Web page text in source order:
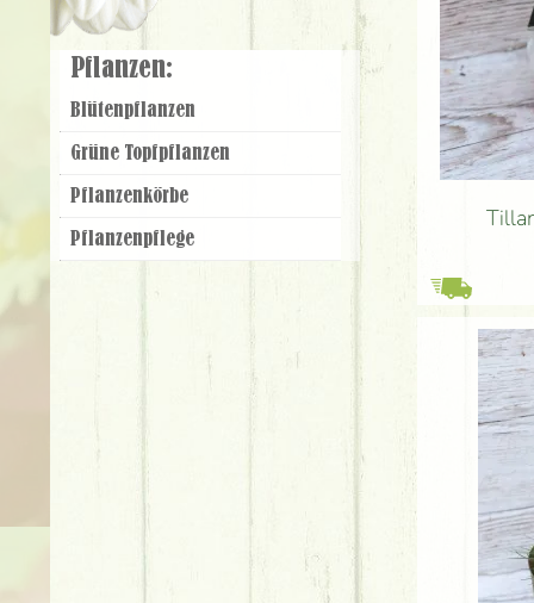
Pflanzen:
Blüten­pflanzen
Grüne Topf­pflanzen
Pflanzen­körbe
Pflanzen­pflege